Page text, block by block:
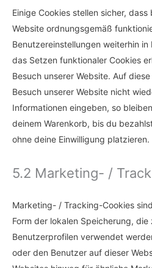
Einige Cookies stellen sicher,
Website ordnungsgemäß
Benutzereinstellungen weiterhin
das Setzen funktionaler Cookies
Besuch unserer Website. Auf
Besuch unserer Website nicht
Informationen eingeben, so
deinem Warenkorb, bis du
ohne deine Einwilligung platzieren.
5.2 Marketing- /
Marketing- / Tracking-Cookies
Form der lokalen Speicherung, die
Benutzerprofilen verwendet
oder den Benutzer auf dieser